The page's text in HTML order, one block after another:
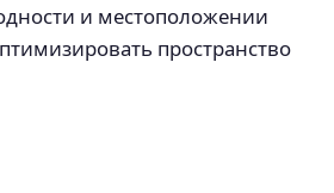
и местоположении
пространство